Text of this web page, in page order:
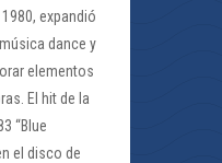
expandió
dance y
elementos
El hit de la
“Blue
el disco de